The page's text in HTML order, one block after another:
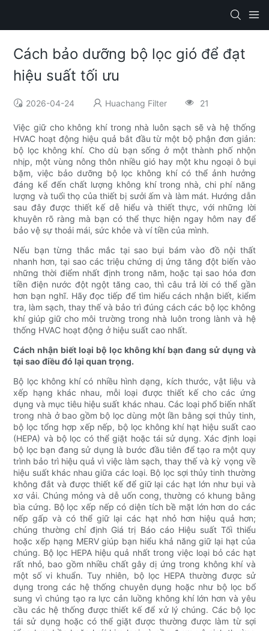
Cách bảo dưỡng bộ lọc gió để đạt
hiệu suất tối ưu
2026-04-24 Huachang Filter 21
Việc giữ cho không khí trong nhà luôn sạch sẽ và hệ thống
HVAC hoạt động hiệu quả bắt đầu từ một bộ phận đơn giản:
bộ lọc không khí. Cho dù bạn sống ở một thành phố nhộn
nhịp, một vùng nông thôn nhiều gió hay một khu ngoại ô bụi
bặm, việc bảo dưỡng bộ lọc không khí có thể ảnh hưởng
đáng kể đến chất lượng không khí trong nhà, chi phí năng
lượng và tuổi thọ của thiết bị sưởi ấm và làm mát. Hướng dẫn
sau đây được thiết kế dễ hiểu và thiết thực, với những lời
khuyên rõ ràng mà bạn có thể thực hiện ngay hôm nay để
bảo vệ sự thoải mái, sức khỏe và ví tiền của mình.
Nếu bạn từng thắc mắc tại sao bụi bám vào đồ nội thất
nhanh hơn, tại sao các triệu chứng dị ứng tăng đột biến vào
những thời điểm nhất định trong năm, hoặc tại sao hóa đơn
tiền điện nước đột ngột tăng cao, thì câu trả lời có thể gần
hơn bạn nghĩ. Hãy đọc tiếp để tìm hiểu cách nhận biết, kiểm
tra, làm sạch, thay thế và bảo trì đúng cách các bộ lọc không
khí giúp giữ cho môi trường trong nhà luôn trong lành và hệ
thống HVAC hoạt động ở hiệu suất cao nhất.
Cách nhận biết loại bộ lọc không khí bạn đang sử dụng và
tại sao điều đó lại quan trọng.
Bộ lọc không khí có nhiều hình dạng, kích thước, vật liệu và
xếp hạng khác nhau, mỗi loại được thiết kế cho các ứng
dụng và mục tiêu hiệu suất khác nhau. Các loại phổ biến nhất
trong nhà ở bao gồm bộ lọc dùng một lần bằng sợi thủy tinh,
bộ lọc tổng hợp xếp nếp, bộ lọc không khí hạt hiệu suất cao
(HEPA) và bộ lọc có thể giặt hoặc tái sử dụng. Xác định loại
bộ lọc bạn đang sử dụng là bước đầu tiên để tạo ra một quy
trình bảo trì hiệu quả vì việc làm sạch, thay thế và kỳ vọng về
hiệu suất khác nhau giữa các loại. Bộ lọc sợi thủy tinh thường
không đắt và được thiết kế để giữ lại các hạt lớn như bụi và
xơ vải. Chúng mỏng và dễ uốn cong, thường có khung bằng
bìa cứng. Bộ lọc xếp nếp có diện tích bề mặt lớn hơn do các
nếp gấp và có thể giữ lại các hạt nhỏ hơn hiệu quả hơn;
chúng thường chỉ định Giá trị Báo cáo Hiệu suất Tối thiểu
hoặc xếp hạng MERV giúp bạn hiểu khả năng giữ lại hạt của
chúng. Bộ lọc HEPA hiệu quả nhất trong việc loại bỏ các hạt
rất nhỏ, bao gồm nhiều chất gây dị ứng trong không khí và
một số vi khuẩn. Tuy nhiên, bộ lọc HEPA thường được sử
dụng trong các hệ thống chuyên dụng hoặc như bộ lọc bổ
sung vì chúng tạo ra lực cản luồng không khí lớn hơn và yêu
cầu các hệ thống được thiết kế để xử lý chúng. Các bộ lọc
tái sử dụng hoặc có thể giặt được thường được làm từ sợi